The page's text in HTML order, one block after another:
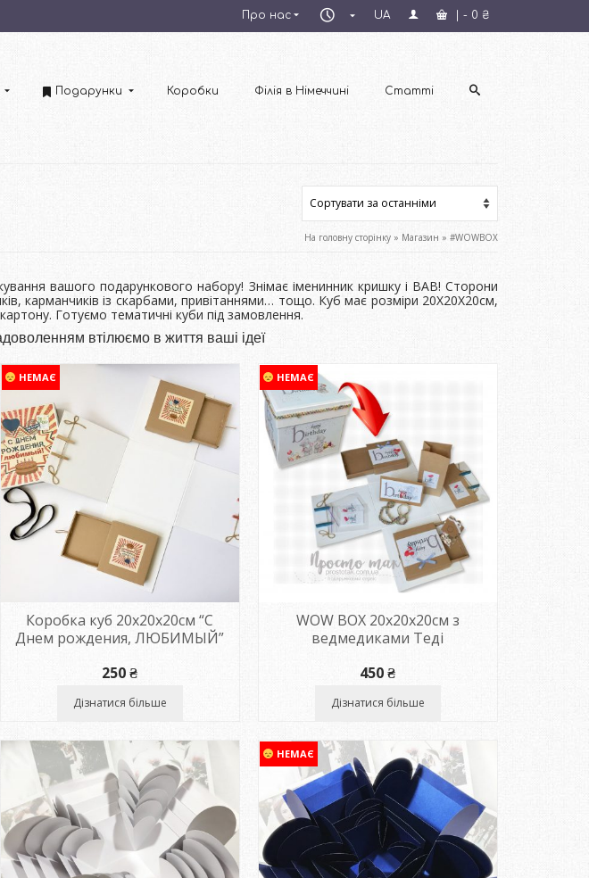
Про нас
Пн–
Пт
UA - 0 ₴
Подарунки Коробки Філія в Німеччині Статті
На головну сторінку » Магазин » #WOWBOX
вашого подарункового набору! Знімає іменинник кришку і ВАВ! Сторони
карманчиків із скарбами, привітаннями… тощо. Куб має розміри 20Х20Х20см,
Готуємо тематичні куби під замовлення.
втілюємо в життя ваші ідеї
НЕМАЄ
Коробка куб 20х20х20см “С
Днем рождения, ЛЮБИМЫЙ”
250₴
Дізнатися більше
НЕМАЄ
WOW BOX 20х20х20см з
ведмедиками Теді
450₴
Дізнатися більше
НЕМАЄ